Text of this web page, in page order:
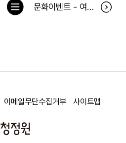
문화이벤트 - 여보 나도 할말있어 당첨자
목
록
이메일무단수집거부 사이트맵
청